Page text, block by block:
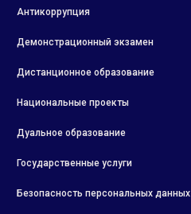
Антикоррупция
Демонстрационный экзамен
Дистанционное образование
Национальные проекты
Дуальное образование
Государственные услуги
Безопасность персональных данных